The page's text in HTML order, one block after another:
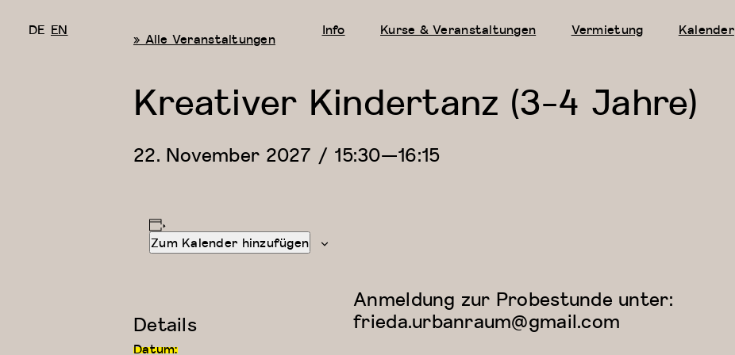
Info Kurse & Veranstaltungen Vermietung Kalender
DE EN « Alle Veranstaltungen
Kreativer Kindertanz (3-4 Jahre)
22. November 2027 / 15:30—16:15
Anmeldung zur Probestunde unter:
frieda.urbanraum@gmail.com
Zum Kalender hinzufügen
Details
Datum: